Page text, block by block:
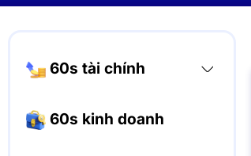
60s tài chính
60s kinh doanh